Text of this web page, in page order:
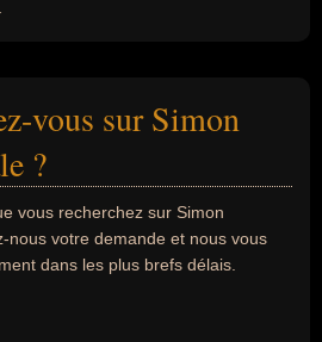
vous sur Simon
?
vous recherchez sur Simon
nous votre demande et nous vous
dans les plus brefs délais.